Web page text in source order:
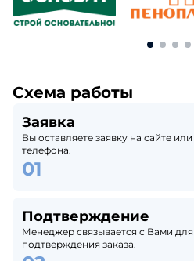
Схема работы
Заявка
Вы оставляете заявку на сайте
телефона.
Подтверждение
Менеджер связывается с Вами
подтверждения заказа.